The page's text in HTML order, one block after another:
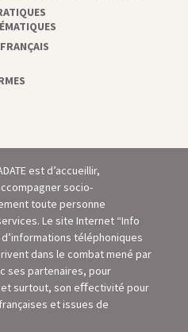
est d’accueillir,
socio-
toute personne
Le site Internet “Info
téléphoniques
dans le combat mené par
ses partenaires, pour
et surtout, son eﬀectivité pour
et issues de